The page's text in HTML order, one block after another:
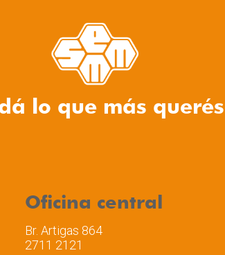
lo que más querés
Oficina central
Br. Artigas 864
2711 2121